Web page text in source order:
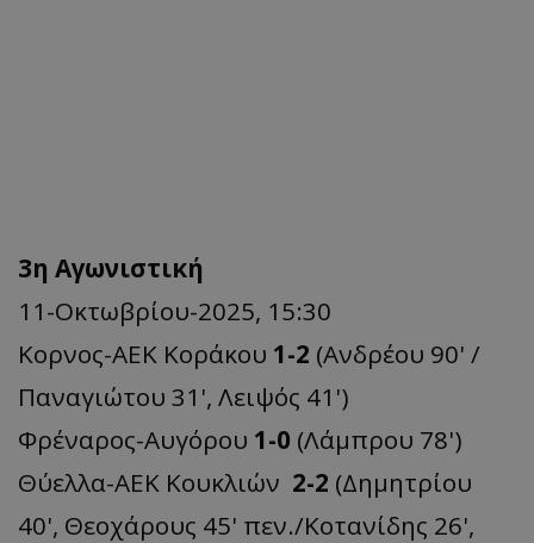
3η Αγωνιστική
11-Οκτωβρίου-2025, 15:30
Kορνος-ΑΕΚ Κοράκου 1-2 (Ανδρέου 90' /
Παναγιώτου 31', Λειψός 41')
Φρέναρος-Αυγόρου 1-0 (Λάμπρου 78')
Θύελλα-ΑΕΚ Κουκλιών 2-2 (Δημητρίου
40', Θεοχάρους 45' πεν./Κοτανίδης 26',